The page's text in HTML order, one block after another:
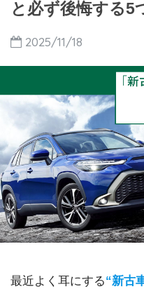
と必ず後悔する5
2025/11/18
最近よく耳にする“新古